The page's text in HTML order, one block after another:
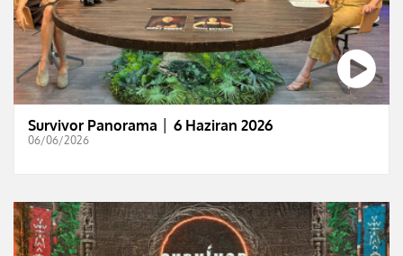
Survivor Panorama │ 6 Haziran 2026
06/06/2026